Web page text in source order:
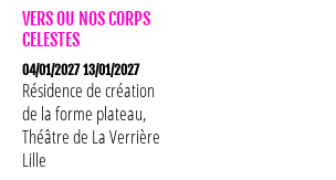
LABORATOIRES
VERS OU NOS CORPS
CELESTES
04/01/2027 13/01/2027
Résidence de création
de la forme plateau,
Théâtre de La Verrière
Lille